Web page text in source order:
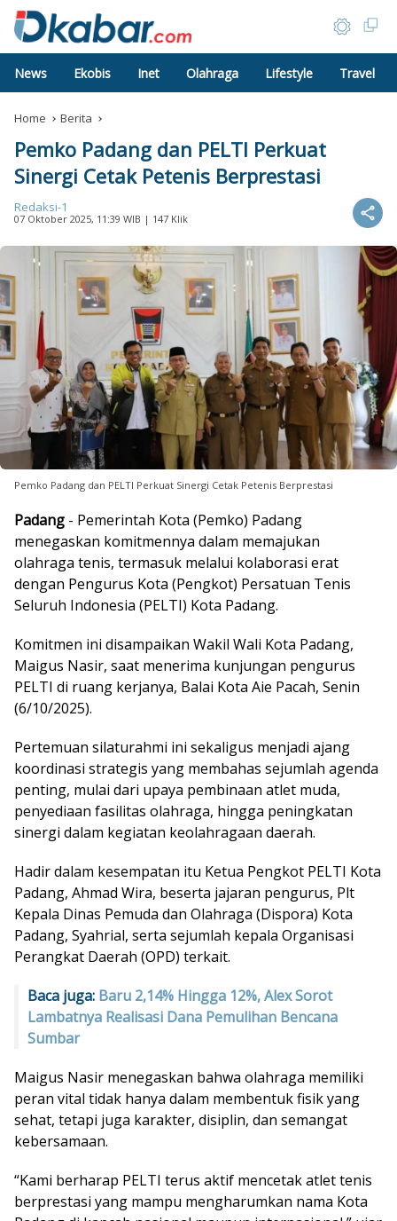
News Ekobis Inet Olahraga Lifestyle Travel
Home Berita
Pemko Padang dan PELTI Perkuat
Sinergi Cetak Petenis Berprestasi
Redaksi-1
07 Oktober 2025, 11:39 WIB | 147 Klik
Pemko Padang dan PELTI Perkuat Sinergi Cetak Petenis Berprestasi
Padang - Pemerintah Kota (Pemko) Padang
menegaskan komitmennya dalam memajukan
olahraga tenis, termasuk melalui kolaborasi erat
dengan Pengurus Kota (Pengkot) Persatuan Tenis
Seluruh Indonesia (PELTI) Kota Padang.
Komitmen ini disampaikan Wakil Wali Kota Padang,
Maigus Nasir, saat menerima kunjungan pengurus
PELTI di ruang kerjanya, Balai Kota Aie Pacah, Senin
(6/10/2025).
Pertemuan silaturahmi ini sekaligus menjadi ajang
koordinasi strategis yang membahas sejumlah agenda
penting, mulai dari upaya pembinaan atlet muda,
penyediaan fasilitas olahraga, hingga peningkatan
sinergi dalam kegiatan keolahragaan daerah.
Hadir dalam kesempatan itu Ketua Pengkot PELTI Kota
Padang, Ahmad Wira, beserta jajaran pengurus, Plt
Kepala Dinas Pemuda dan Olahraga (Dispora) Kota
Padang, Syahrial, serta sejumlah kepala Organisasi
Perangkat Daerah (OPD) terkait.
Baca juga: Baru 2,14% Hingga 12%, Alex Sorot
Lambatnya Realisasi Dana Pemulihan Bencana
Sumbar
Maigus Nasir menegaskan bahwa olahraga memiliki
peran vital tidak hanya dalam membentuk fisik yang
sehat, tetapi juga karakter, disiplin, dan semangat
kebersamaan.
“Kami berharap PELTI terus aktif mencetak atlet tenis
berprestasi yang mampu mengharumkan nama Kota